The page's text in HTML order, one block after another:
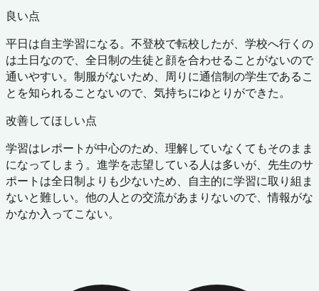
良い点
平日は自主学習になる。不登校で転校したが、学校へ行くの
は土日なので、全日制の生徒と顔を合わせることがないので
通いやすい。制服がないため、周りに通信制の学生であるこ
とを知られることないので、気持ちにゆとりができた。
改善してほしい点
学習はレポートが中心のため、理解していなくてもそのまま
になってしまう。進学を志望している人は多いが、先生のサ
ポートは全日制よりも少ないため、自主的に学習に取り組ま
ないと難しい。他の人との交流があまりないので、情報がな
かなか入ってこない。